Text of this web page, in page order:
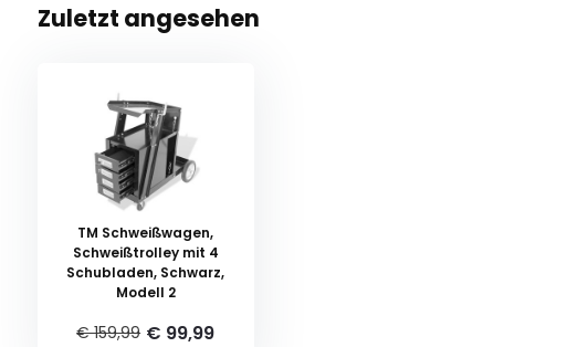
Zuletzt angesehen
TM Schweißwagen,
Schweißtrolley mit 4
Schubladen, Schwarz,
Modell 2
€ 159,99 € 99,99